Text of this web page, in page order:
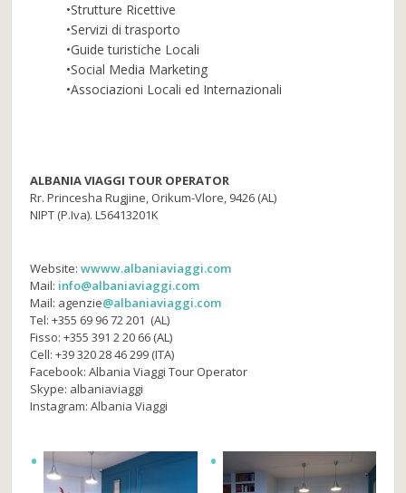
•Strutture Ricettive
•Servizi di trasporto
•Guide turistiche Locali
•Social Media Marketing
•Associazioni Locali ed Internazionali
ALBANIA VIAGGI TOUR OPERATOR
Rr. Princesha Rugjine, Orikum-Vlore, 9426 (AL)
NIPT (P.Iva). L56413201K
Website:wwww.albaniaviaggi.com
Mail: info@albaniaviaggi.com
Mail: agenzie@albaniaviaggi.com
Tel: +355 69 96 72 201 (AL)
Fisso: +355 391 2 20 66 (AL)
Cell: +39 320 28 46 299 (ITA)
Facebook: Albania Viaggi Tour Operator
Skype: albaniaviaggi
Instagram: Albania Viaggi